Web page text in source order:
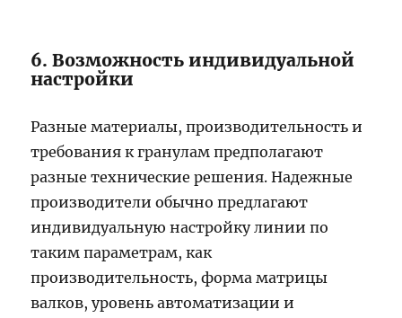
6. Возможность индивидуальной
настройки
Разные материалы, производительность и
требования к гранулам предполагают
разные технические решения. Надежные
производители обычно предлагают
индивидуальную настройку линии по
таким параметрам, как
производительность, форма матрицы
валков, уровень автоматизации и